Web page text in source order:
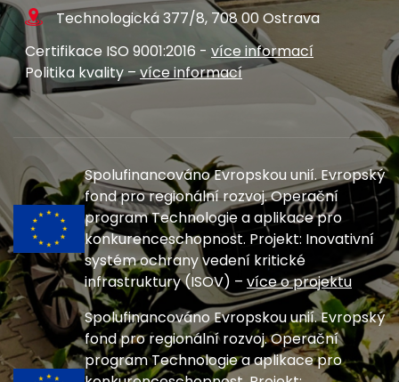
Technologická 377/8, 708 00 Ostrava
Certifikace ISO 9001:2016 - více informací
Politika kvality –více informací
Spolufinancováno Evropskou unií. Evropský
fond pro regionální rozvoj. Operační
program Technologie a aplikace pro
konkurenceschopnost. Projekt: Inovativní
systém ochrany vedení kritické
infrastruktury (ISOV) – více o projektu
Spolufinancováno Evropskou unií. Evropský
fond pro regionální rozvoj. Operační
program Technologie a aplikace pro